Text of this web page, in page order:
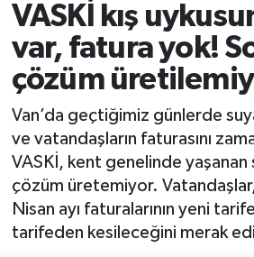
VASKİ kış
var, fatura yok!
çözüm
Van’da geçtiğimiz günlerde
ve vatandaşların faturasını
VASKİ, kent genelinde yaşanan
çözüm üretemiyor.
Nisan ayı faturalarının yeni
tarifeden kesileceğini merak
Ekonomi
Sağlık
Eğitim
Bilim & Teknoloji
Dünya
Van Trafik Yoğunluk Haritası
Süper Lig Puan Durumu ve
Tüm Manşetler
Son Dakika Haberleri
Haber Arşivi